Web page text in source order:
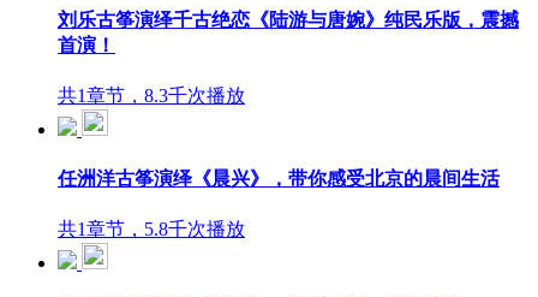
刘乐古筝演绎千古绝恋《陆游与唐婉》纯民乐版，震撼
首演！
共1章节，8.3千次播放
任洲洋古筝演绎《晨兴》，带你感受北京的晨间生活
共1章节，5.8千次播放